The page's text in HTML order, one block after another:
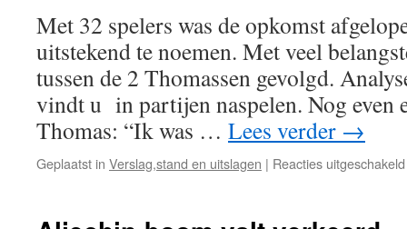
Met 32 spelers was de opkomst
uitstekend te noemen. Met veel
tussen de 2 Thomassen gevolgd.
vindt u in partijen naspelen. Nog even
Thomas: “Ik was … Lees verder →
Geplaatst in Verslag,stand en uitslagen | Reacties uitgeschakeld